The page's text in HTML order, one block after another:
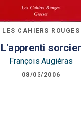
LES CAHIERS ROUGES
L'apprenti sorcier
François Augiéras
08/03/2006